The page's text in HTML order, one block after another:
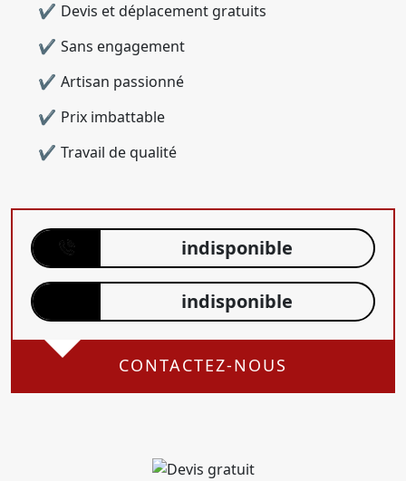
Devis et déplacement gratuits
Sans engagement
Artisan passionné
Prix imbattable
Travail de qualité
indisponible
indisponible
CONTACTEZ-NOUS